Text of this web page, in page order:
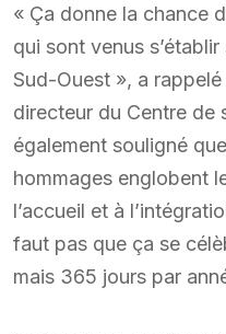
« Ça donne la chance
qui sont venus
Sud-Ouest », a
directeur du Centre de
également souligné
hommages englobent
l’accueil et à
faut pas que ça se
mais 365 jours par